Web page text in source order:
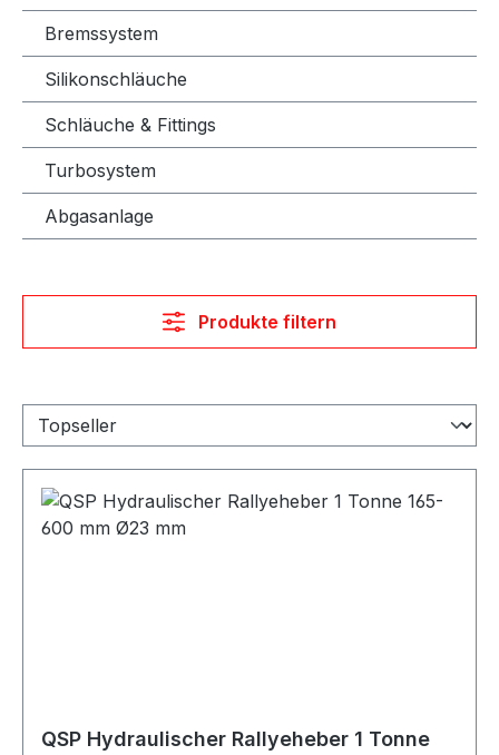
Bremssystem
Silikonschläuche
Schläuche & Fittings
Turbosystem
Abgasanlage
Produkte filtern
QSP Hydraulischer Rallyeheber 1 Tonne